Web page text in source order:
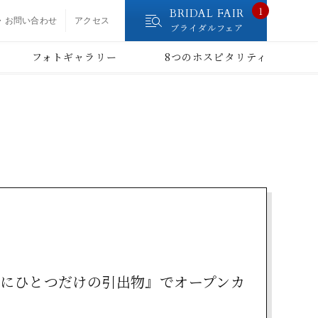
お問い合わせ アクセス BRIDAL FAIR
ブライダルフェア
1
フォトギャラリー 8つのホスピタリティ
ひとつだけの引出物』でオープンカ